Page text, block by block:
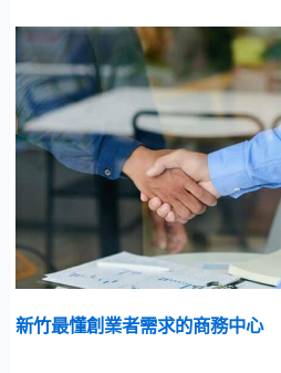
新竹最懂創業者需求的商務中心